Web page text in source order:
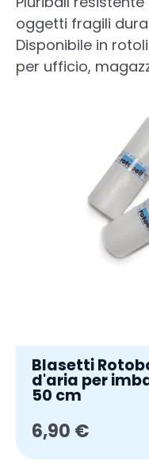
oggetti fragili
Disponibile in
per ufficio,
Blasetti
d'aria per
50 cm
6,90 €